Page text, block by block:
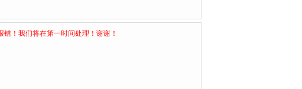
！我们将在第一时间处理！谢谢！